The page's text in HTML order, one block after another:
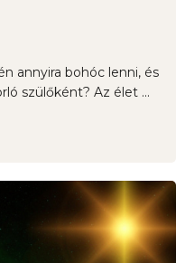
annyira bohóc lenni, és
szülőként? Az élet ...